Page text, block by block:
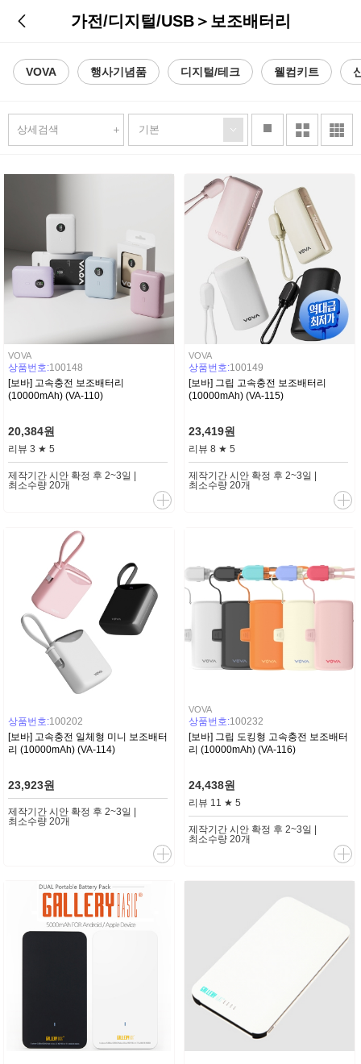
가전/디지털/USB＞ 보조배터리
VOVA 행사기념품 디지털/테크 웰컴키트
상세검색 stop
VOVA
상품번호:100148
[보바] 고속충전 보조배터리
(10000mAh) (VA-110)
20,384원
리뷰 3 ★ 5
제작기간 시안 확정 후 2~3일 |
최소수량 20개
상품번호:100202
[보바] 고속충전 일체형 미니 보조배터
리 (10000mAh) (VA-114)
23,923원
제작기간 시안 확정 후 2~3일 |
최소수량 20개
VOVA
상품번호:100149
[보바] 그립 고속충전 보조배터리
(10000mAh) (VA-115)
23,419원
리뷰 8 ★ 5
제작기간 시안 확정 후 2~3일 |
최소수량 20개
VOVA
상품번호:100232
[보바] 그립 도킹형 고속충전 보조배터
리 (10000mAh) (VA-116)
24,438원
리뷰 11 ★ 5
제작기간 시안 확정 후 2~3일 |
최소수량 20개